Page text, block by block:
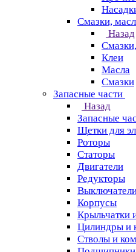
Смазки,
Назад
Клеи
Масла
Смазки
Запасные части
Назад
Запасные
Щетки для
Роторы
Статоры
Двигатели
Редукторы
Корпусы
Крыльчатки
Цилиндры и
Стволы и